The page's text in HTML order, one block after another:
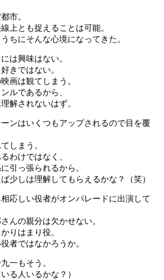
市。
上とも捉えることは可能。
ちにそんな心境になってきた。
は興味はない。
きではない。
画は観てしまう。
ルであるから、
解されないはず。
ンはいくつもアップされるので目を覆
しまう。
わけではなく、
引っ張られるから。
少しは理解してもらえるかな？（笑）
応しい役者がオンパレードに出演して
んの親分は欠かせない。
りはまり役。
者ではなかろうか。
一もそう。
る人いるかな？）